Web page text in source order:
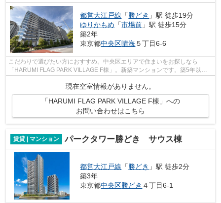
都営大江戸線 「 勝どき 」駅 徒歩19分
ゆりかもめ 「市場前 」駅 徒歩15分
築2年
東京都中央区晴海５丁目6-6
こだわりで選びたい方におすすめ。中央区エリアで住まいをお探しなら
「HARUMI FLAG PARK VILLAGE F棟」。新築マンションです。築5年以内
と築浅なので、内装も外観もキレイです。エレベ...
現在空室情報がありません。
「HARUMI FLAG PARK VILLAGE F棟」への
お問い合わせはこちら
賃貸 | マンション パークタワー勝どき サウス棟
都営大江戸線 「 勝どき 」駅 徒歩2分
築3年
東京都中央区勝どき ４丁目6-1